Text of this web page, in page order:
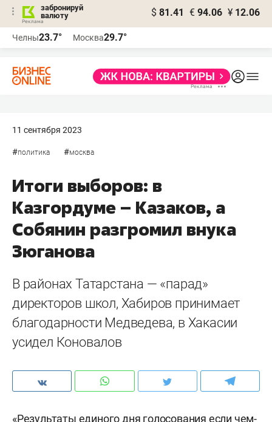
забронируй
валюту
$ 81.41 € 94.06 ¥ 12.06
Челны23.7° Москва29.7°
11 сентября 2023
#политика #москва
Итоги выборов: в
Казгордуме – Казаков, а
Собянин разгромил внука
Зюганова
В районах Татарстана — «парад»
директоров школ, Хабиров принимает
благодарности Медведева, в Хакасии
усидел Коновалов
«Результаты единого дня голосования если чем-